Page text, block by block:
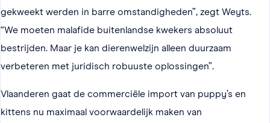
gekweekt werden in barre omstandigheden”, zegt Weyts.
“We moeten malafide buitenlandse kwekers absoluut
bestrijden. Maar je kan dierenwelzijn alleen duurzaam
verbeteren met juridisch robuuste oplossingen”.
Vlaanderen gaat de commerciële import van puppy’s en
kittens nu maximaal voorwaardelijk maken van